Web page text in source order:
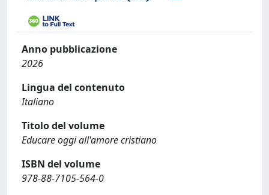
Anno pubblicazione
2026
Lingua del contenuto
Italiano
Titolo del volume
Educare oggi all'amore cristiano
ISBN del volume
978-88-7105-564-0